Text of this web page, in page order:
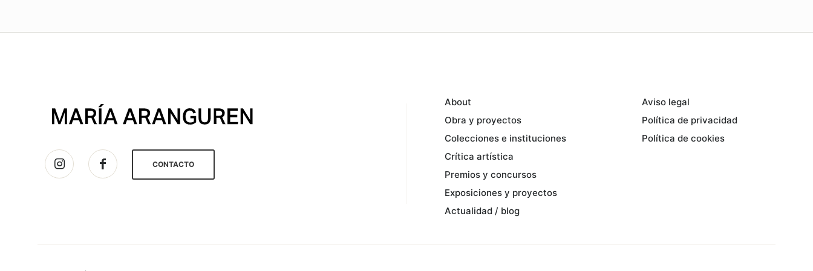
CONTACTO
About
Obra y proyectos
Colecciones e instituciones
Crítica artística
Premios y concursos
Exposiciones y proyectos
Actualidad / blog
Aviso legal
Política de privacidad
Política de cookies